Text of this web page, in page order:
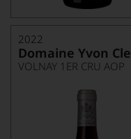
2022
Domaine Yvon
VOLNAY 1ER CRU AOP